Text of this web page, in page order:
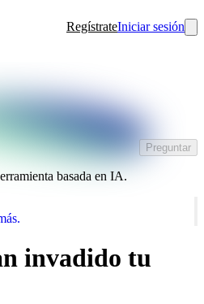
RegístrateIniciar sesión
Preguntar
basada en IA.
invadido tu